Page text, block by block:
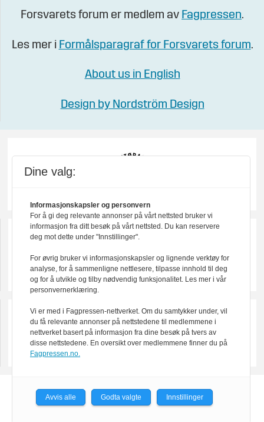
Forsvarets forum er medlem av Fagpressen.
Les mer i Formålsparagraf for Forsvarets forum.
About us in English
Design by Nordström Design
Powered by Labrador CMS
Dine valg:
Informasjonskapsler og personvern
For å gi deg relevante annonser på vårt nettsted bruker vi
informasjon fra ditt besøk på vårt nettsted. Du kan reservere
deg mot dette under "Innstillinger".
For øvrig bruker vi informasjonskapsler og lignende verktøy for
analyse, for å sammenligne nettlesere, tilpasse innhold til deg
og for å utvikle og tilby nødvendig funksjonalitet. Les mer i vår
personvernerklæring.
Vi er med i Fagpressen-nettverket. Om du samtykker under, vil
du få relevante annonser på nettstedene til medlemmene i
nettverket basert på informasjon fra dine besøk på tvers av
disse nettstedene. En oversikt over medlemmene finner du på
Fagpressen.no.
Avvis alle Godta valgte Innstillinger